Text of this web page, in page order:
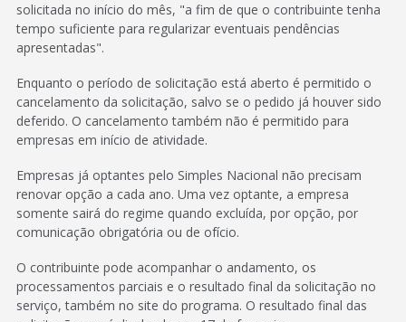
solicitada no início do mês, "a fim de que o contribuinte tenha
tempo suficiente para regularizar eventuais pendências
apresentadas".
Enquanto o período de solicitação está aberto é permitido o
cancelamento da solicitação, salvo se o pedido já houver sido
deferido. O cancelamento também não é permitido para
empresas em início de atividade.
Empresas já optantes pelo Simples Nacional não precisam
renovar opção a cada ano. Uma vez optante, a empresa
somente sairá do regime quando excluída, por opção, por
comunicação obrigatória ou de ofício.
O contribuinte pode acompanhar o andamento, os
processamentos parciais e o resultado final da solicitação no
serviço, também no site do programa. O resultado final das